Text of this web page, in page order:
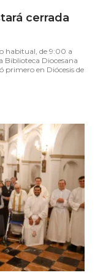
cerrada
habitual, de 9:00 a
Biblioteca Diocesana
primero en Diócesis de